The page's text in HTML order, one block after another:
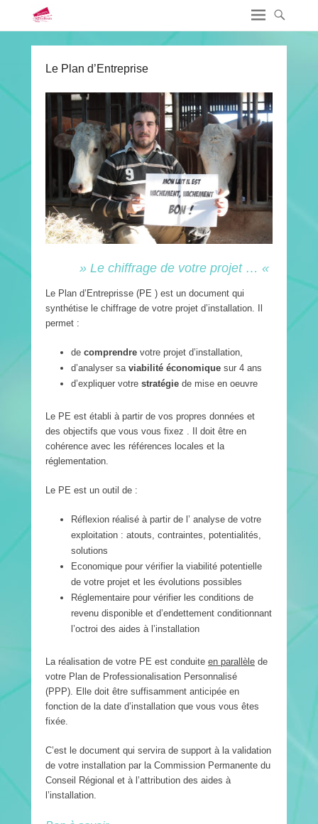
Le Plan d’Entreprise
» Le chiffrage de votre projet … «
Le Plan d’Entreprisse (PE ) est un document qui
synthétise le chiffrage de votre projet d’installation. Il
permet :
de comprendre votre projet d’installation,
d’analyser sa viabilité économique sur 4 ans
d’expliquer votre stratégie de mise en oeuvre
Le PE est établi à partir de vos propres données et
des objectifs que vous vous fixez . Il doit être en
cohérence avec les références locales et la
réglementation.
Le PE est un outil de :
Réflexion réalisé à partir de l’ analyse de votre
exploitation : atouts, contraintes, potentialités,
solutions
Economique pour vérifier la viabilité potentielle
de votre projet et les évolutions possibles
Réglementaire pour vérifier les conditions de
revenu disponible et d’endettement conditionnant
l’octroi des aides à l’installation
La réalisation de votre PE est conduite en parallèle de
votre Plan de Professionalisation Personnalisé
(PPP). Elle doit être suffisamment anticipée en
fonction de la date d’installation que vous vous êtes
fixée.
C’est le document qui servira de support à la validation
de votre installation par la Commission Permanente du
Conseil Régional et à l’attribution des aides à
l’installation.